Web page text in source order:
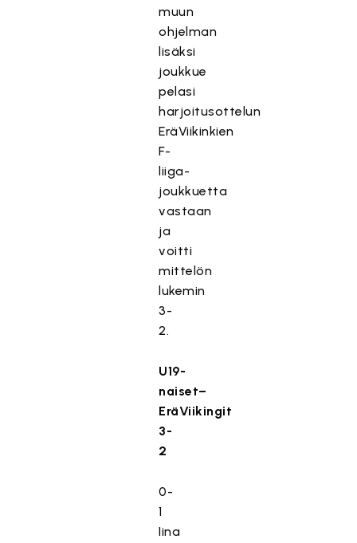
muun
ohjelman
lisäksi
joukkue
pelasi
harjoitusottelun
EräViikinkien
F-
liiga-
joukkuetta
vastaan
ja
voitti
mittelön
lukemin
3-
2.
U19-
naiset–
EräViikingit
3-
2
0-
1
Iina